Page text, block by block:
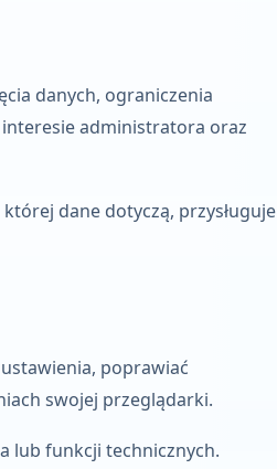
danych, ograniczenia
administratora oraz
dane dotyczą, przysługuje
poprawiać
swojej przeglądarki.
lub funkcji technicznych.